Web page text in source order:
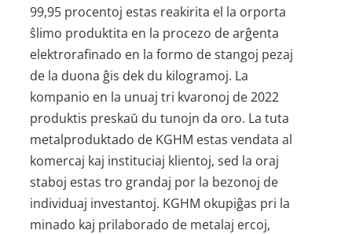
99,95 procentoj estas reakirita el la orporta
ŝlimo produktita en la procezo de arĝenta
elektrorafinado en la formo de stangoj pezaj
de la duona ĝis dek du kilogramoj. La
kompanio en la unuaj tri kvaronoj de 2022
produktis preskaŭ du tunojn da oro. La tuta
metalproduktado de KGHM estas vendata al
komercaj kaj instituciaj klientoj, sed la oraj
staboj estas tro grandaj por la bezonoj de
individuaj investantoj. KGHM okupiĝas pri la
minado kaj prilaborado de metalaj ercoj,